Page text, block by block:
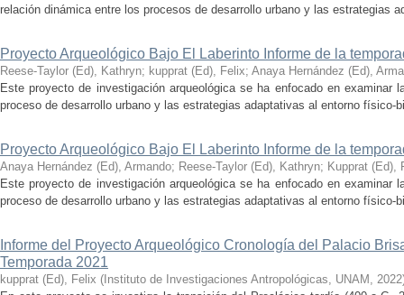
relación dinámica entre los procesos de desarrollo urbano y las estrategias
Proyecto Arqueológico Bajo El Laberinto Informe de la
Reese-Taylor (Ed), Kathryn; kupprat (Ed), Felix; Anaya Hernández (Ed),
Este proyecto de investigación arqueológica se ha enfocado en examinar
proceso de desarrollo urbano y las estrategias adaptativas al entorno físico-
Proyecto Arqueológico Bajo El Laberinto Informe de la
Anaya Hernández (Ed), Armando; Reese-Taylor (Ed), Kathryn; Kupprat (Ed),
Este proyecto de investigación arqueológica se ha enfocado en examinar
proceso de desarrollo urbano y las estrategias adaptativas al entorno físico-
Informe del Proyecto Arqueológico Cronología del Palacio
Temporada 2021
kupprat (Ed), Felix ( Instituto de Investigaciones Antropológicas, UNAM , 2022